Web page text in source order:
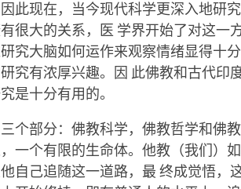
此现在，当今现代科学更深入地研
很大的关系，医 学界开始了对这一
究大脑如何运作来观察情绪显得十
究有浓厚兴趣。因 此佛教和古代印
是十分有用的。
个部分：佛教科学，佛教哲学和佛教
一个有限的生命体。他教（我们）
自己追随这一道路，最 终成觉悟，